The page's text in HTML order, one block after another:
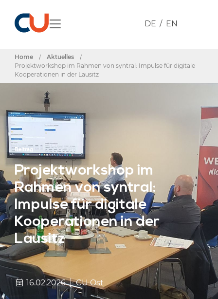
DE EN
Home / Aktuelles
/
Projektworkshop im Rahmen von syntral: Impulse für digitale
Kooperationen in der Lausitz
Beitrag
Projektworkshop im
Rahmen von syntral:
Impulse für digitale
Kooperationen in der
Lausitz
16.02.2026 CU Ost